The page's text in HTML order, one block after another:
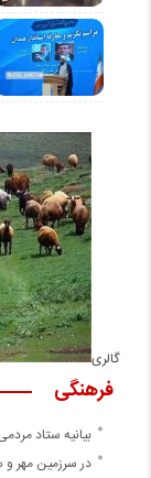
گالری
فرهنگی
بیانیه ستاد
در سرزمین مهر